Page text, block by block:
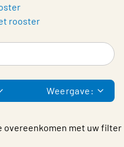
rooster
Weergave:
overeenkomen met uw filter